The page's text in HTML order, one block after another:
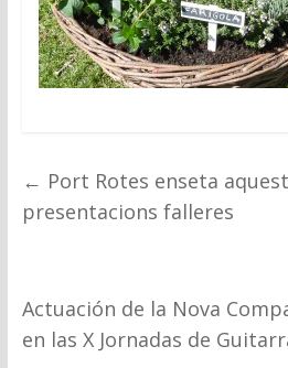
← Port Rotes enseta
presentacions falleres
Actuación de la Nova
en las X Jornadas de